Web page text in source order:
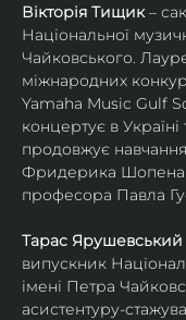
Вікторія Тищик –
Національної
Чайковського.
міжнародних
Yamaha Music Gulf
концертує в
продовжує навчання
Фридерика Шопена
професора Павла
Тарас Ярушевський
випускник
імені Петра
асистентуру-